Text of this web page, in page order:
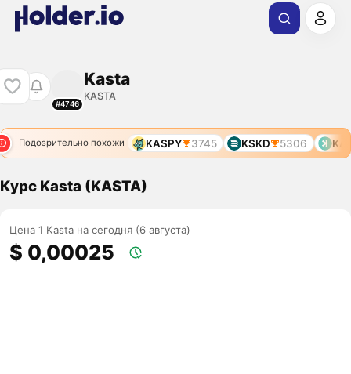
#4746
Kasta
KASTA
Подозрительно похожи
KAS 81 KASPY 3745 KSKD 5306 KAS
Курс Kasta (KASTA)
Цена 1 Kasta на сегодня (6 августа)
$ 0,00025